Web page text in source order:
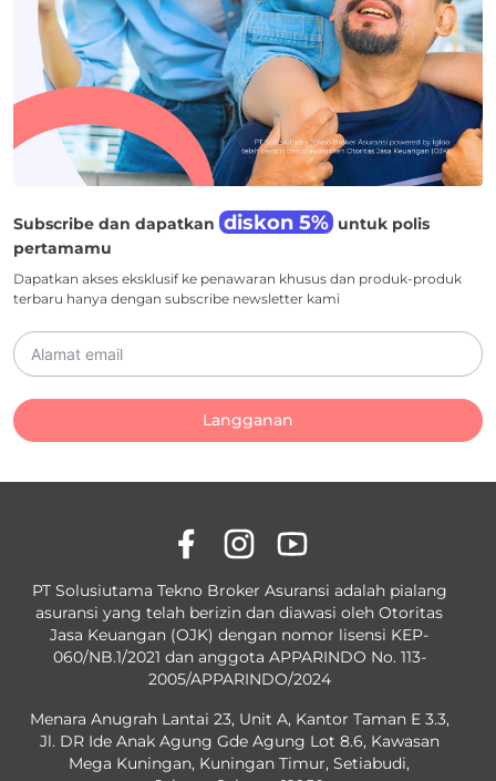
Subscribe dan dapatkan diskon 5% untuk polis
pertamamu
Dapatkan akses eksklusif ke penawaran khusus dan produk-produk
terbaru hanya dengan subscribe newsletter kami
Langganan
PT Solusiutama Tekno Broker Asuransi adalah pialang
asuransi yang telah berizin dan diawasi oleh Otoritas
Jasa Keuangan (OJK) dengan nomor lisensi KEP-
060/NB.1/2021 dan anggota APPARINDO No. 113-
2005/APPARINDO/2024
Menara Anugrah Lantai 23, Unit A, Kantor Taman E 3.3,
Jl. DR Ide Anak Agung Gde Agung Lot 8.6, Kawasan
Mega Kuningan, Kuningan Timur, Setiabudi,